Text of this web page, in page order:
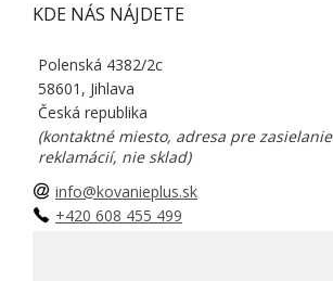
KDE NÁS NÁJDETE
Polenská 4382/2c
58601, Jihlava
Česká republika
(kontaktné miesto, adresa pre zasielanie
reklamácií, nie sklad)
info@kovanieplus.sk
+420 608 455 499